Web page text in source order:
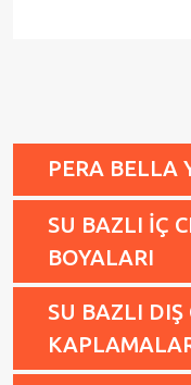
PERA BELLA
SU BAZLI İÇ
BOYALARI
SU BAZLI DIŞ